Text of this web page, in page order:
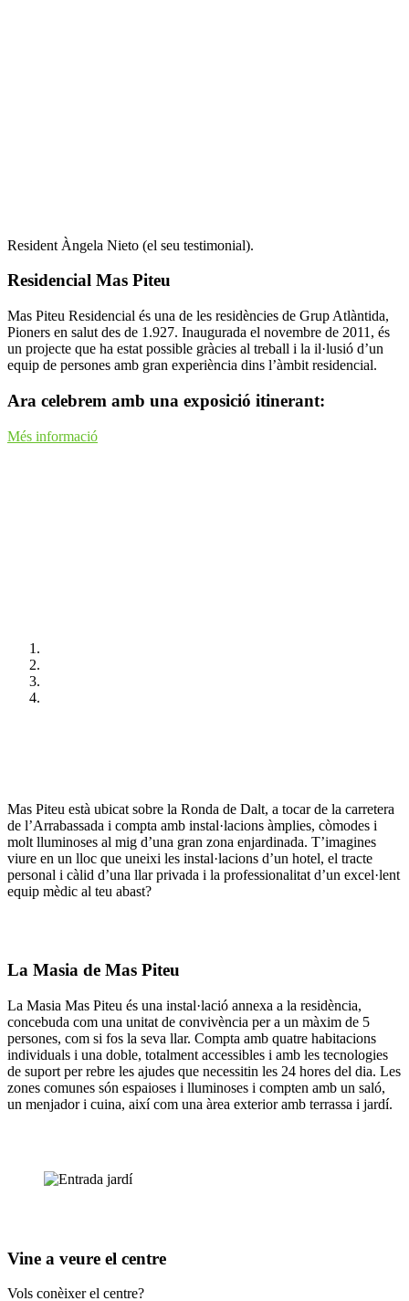
Resident Àngela Nieto (el seu testimonial).
Residencial Mas Piteu
Mas Piteu Residencial és una de les residències de Grup Atlàntida,
Pioners en salut des de 1.927. Inaugurada el novembre de 2011, és
un projecte que ha estat possible gràcies al treball i la il·lusió d’un
equip de persones amb gran experiència dins l’àmbit residencial.
Ara celebrem amb una exposició itinerant:
Més informació
Mas Piteu està ubicat sobre la Ronda de Dalt, a tocar de la carretera
de l’Arrabassada i compta amb instal·lacions àmplies, còmodes i
molt lluminoses al mig d’una gran zona enjardinada. T’imagines
viure en un lloc que uneixi les instal·lacions d’un hotel, el tracte
personal i càlid d’una llar privada i la professionalitat d’un excel·lent
equip mèdic al teu abast?
La Masia de Mas Piteu
La Masia Mas Piteu és una instal·lació annexa a la residència,
concebuda com una unitat de convivència per a un màxim de 5
persones, com si fos la seva llar. Compta amb quatre habitacions
individuals i una doble, totalment accessibles i amb les tecnologies
de suport per rebre les ajudes que necessitin les 24 hores del dia. Les
zones comunes són espaioses i lluminoses i compten amb un saló,
un menjador i cuina, així com una àrea exterior amb terrassa i jardí.
Vine a veure el centre
Vols conèixer el centre?